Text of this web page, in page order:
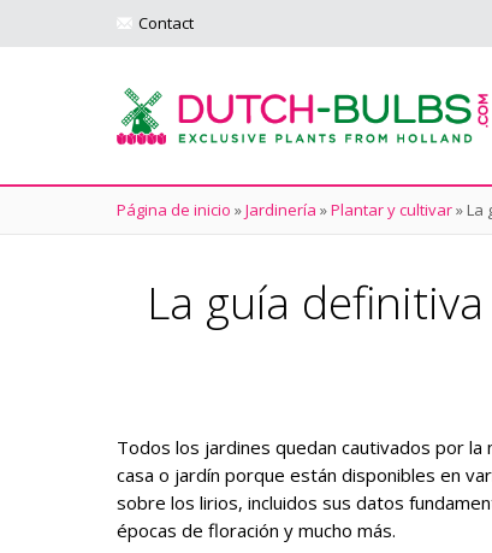
Contact
Página de inicio »Jardinería »Plantar y cultivar» La
La guía
Todos los jardines quedan cautivados por
casa o jardín porque están disponibles en
sobre los lirios, incluidos sus datos
épocas de floración y mucho más.